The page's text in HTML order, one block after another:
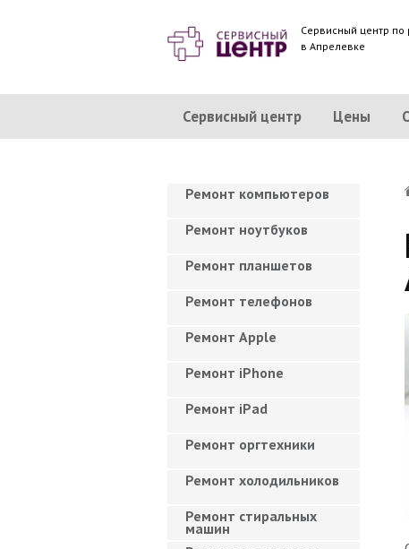
Сервисный центр по
в Апрелевке
Сервисный центр Цены
Ремонт компьютеров
Ремонт ноутбуков
Ремонт планшетов
Ремонт телефонов
Ремонт Apple
Ремонт iPhone
Ремонт iPad
Ремонт оргтехники
Ремонт холодильников
Ремонт стиральных
машин